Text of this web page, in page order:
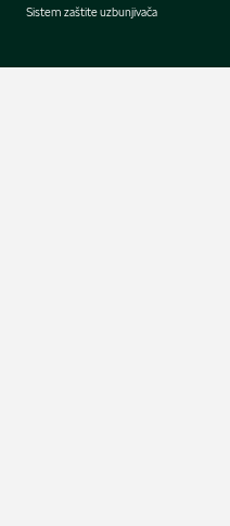
Sistem zaštite uzbunjivača